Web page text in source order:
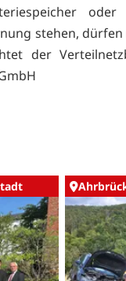
stehen,
der